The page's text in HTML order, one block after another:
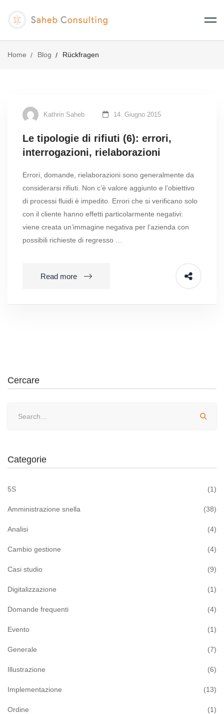
Home Blog Rückfragen
Kathrin Saheb 14. Giugno 2015
Le tipologie di rifiuti (6): errori,
interrogazioni, rielaborazioni
Errori, domande, rielaborazioni sono generalmente da
considerarsi rifiuti. Non c’è valore aggiunto e l’obiettivo
di processi fluidi è impedito. Errori che si verificano solo
con il cliente hanno effetti particolarmente negativi:
viene creata un’immagine negativa per l’azienda con
possibili richieste di regresso …
Read more
Cercare
Categorie
5S (1)
Amministrazione snella (38)
Analisi (4)
Cambio gestione (4)
Casi studio (9)
Digitalizzazione (1)
Domande frequenti (4)
Evento (1)
Generale (7)
Illustrazione (6)
Implementazione (13)
Ordine (1)